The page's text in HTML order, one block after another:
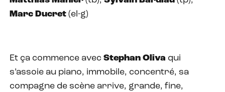
Marc Ducret (el-g)
Et ça commence avec Stephan Oliva qui
s’assoie au piano, immobile, concentré, sa
compagne de scène arrive, grande, fine,